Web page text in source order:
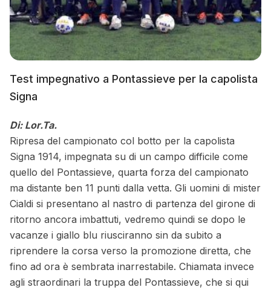
Test impegnativo a Pontassieve per la capolista
Signa
Di: Lor.Ta.
Ripresa del campionato col botto per la capolista
Signa 1914, impegnata su di un campo difficile come
quello del Pontassieve, quarta forza del campionato
ma distante ben 11 punti dalla vetta. Gli uomini di mister
Cialdi si presentano al nastro di partenza del girone di
ritorno ancora imbattuti, vedremo quindi se dopo le
vacanze i giallo blu riusciranno sin da subito a
riprendere la corsa verso la promozione diretta, che
fino ad ora è sembrata inarrestabile. Chiamata invece
agli straordinari la truppa del Pontassieve, che si qui